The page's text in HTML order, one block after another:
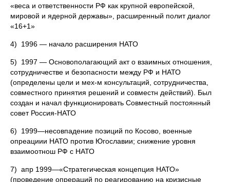
«веса и ответственности РФ как крупной европейской,
мировой и ядерной державы», расширенный полит диалог
«16+1»
4) 1996 — начало расширения НАТО
5) 1997 — Основополагающий акт о взаимных отношения,
сотрудничестве и безопасности между РФ и НАТО
(определены цели и мех-м консультаций, сотрудничества,
совместного принятия решений и совместн действий). Был
создан и начал функционировать Совместный постоянный
совет Россия-НАТО
6) 1999—несовпадение позиций по Косово, военные
опреациии НАТО против Югославии; снижение уровня
взаимоотнош РФ с НАТО
7) апр 1999—«Стратегическая концепция НАТО»
(проведение опрераций по реагированию на кризисные